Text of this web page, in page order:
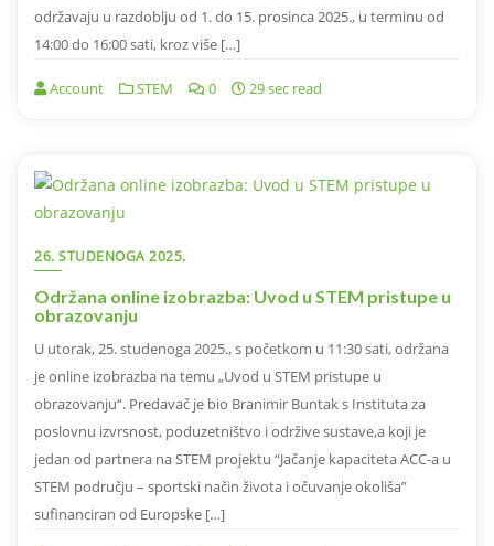
održavaju u razdoblju od 1. do 15. prosinca 2025., u terminu od
14:00 do 16:00 sati, kroz više […]
Account STEM 0 29 sec read
26. STUDENOGA 2025.
Održana online izobrazba: Uvod u STEM pristupe u
obrazovanju
U utorak, 25. studenoga 2025., s početkom u 11:30 sati, održana
je online izobrazba na temu „Uvod u STEM pristupe u
obrazovanju“. Predavač je bio Branimir Buntak s Instituta za
poslovnu izvrsnost, poduzetništvo i održive sustave,a koji je
jedan od partnera na STEM projektu “Jačanje kapaciteta ACC-a u
STEM području – sportski način života i očuvanje okoliša”
sufinanciran od Europske […]